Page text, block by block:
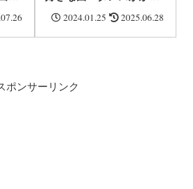
ト
こいい曲・バラード曲・
2024.01.25 2025.06.28
ポンサーリンク